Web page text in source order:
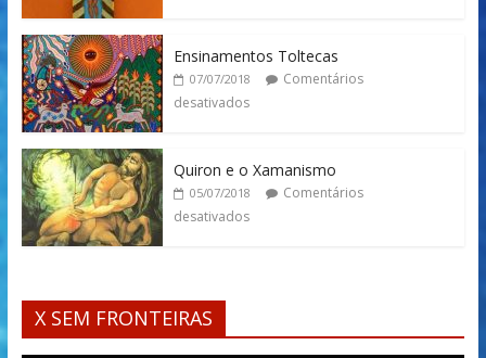
Ensinamentos Toltecas
07/07/2018
Comentários
desativados
Quiron e o Xamanismo
05/07/2018
Comentários
desativados
X SEM FRONTEIRAS